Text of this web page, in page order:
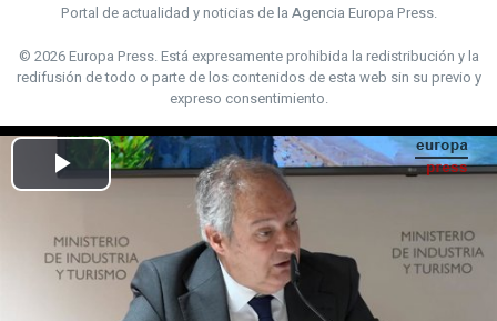
Portal de actualidad y noticias de la Agencia Europa Press.
© 2026 Europa Press.Está expresamente prohibida la redistribución y la
redifusión de todo o parte de los contenidos de esta web sin su previo y
expreso consentimiento.